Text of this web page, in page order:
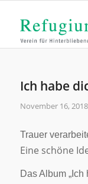
Ich habe
November 16, 2018
Trauer
Eine schöne
Das Album